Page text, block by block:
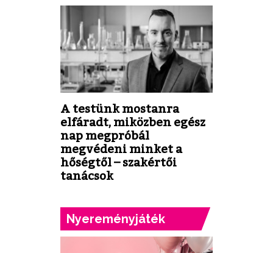
A testünk mostanra
elfáradt, miközben egész
nap megpróbál
megvédeni minket a
hőségtől – szakértői
tanácsok
Nyereményjáték